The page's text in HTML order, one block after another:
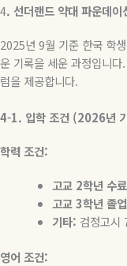
4. 선더랜드 약대 파운데
2025년 9월 기준 한국 학
운 기록을 세운 과정입니
럼을 제공합니다.
4-1. 입학 조건 (2026년
학력 조건:
고교 2학년 수
고교 3학년 졸
기타: 검정고시
영어 조건: